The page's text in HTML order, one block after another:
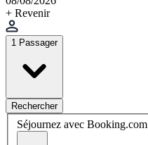
+ Revenir
1 Passager
Rechercher
Séjournez avec Booking.com